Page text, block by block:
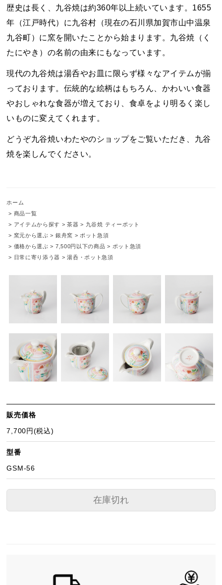
歴史は長く、九谷焼は約360年以上続いています。1655
年（江戸時代）に九谷村（現在の石川県加賀市山中温泉
九谷町）に窯を開いたことから始まります。九谷焼（く
たにやき）の名前の由来にもなっています。
現代の九谷焼は湯呑やお皿に限らず様々なアイテムが揃
っております。伝統的な絵柄はもちろん、かわいい食器
やおしゃれな食器が増えており、食卓をより明るく楽し
いものに変えてくれます。
どうぞ九谷焼いわたやのショップをご覧いただき、九谷
焼を楽しんでください。
ホーム
> 商品一覧
> アイテムから探す >茶器 > 九谷焼 ティーポット
> 窯元から選ぶ > 銀舟窯 > ポット急須
> 価格から選ぶ > 7,500円以下の商品 > ポット急須
> 日常に寄り添う器 >湯呑・ポット急須
販売価格
7,700円(税込)
型番
GSM-56
在庫切れ